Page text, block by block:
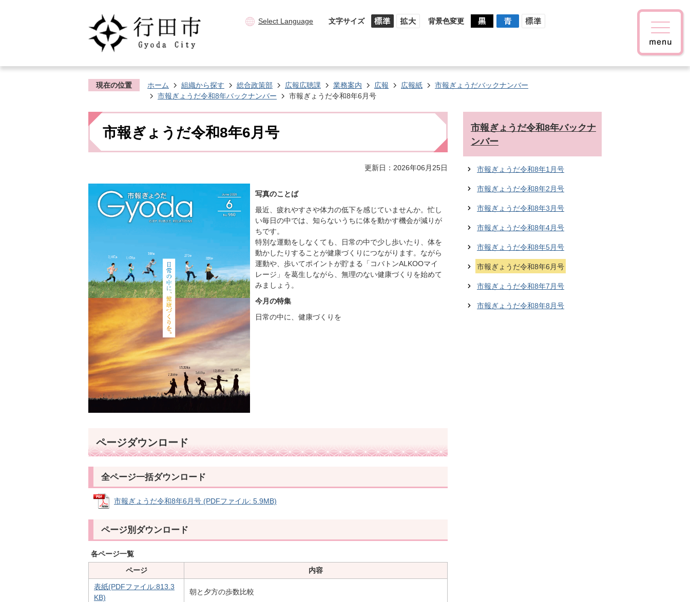
Select Language 文字サイズ 背景色変更
現在の位置 ホーム 組織から探す 総合政策部 広報広聴課 業務案内 広報 広報紙
市報ぎょうだバックナンバー
市報ぎょうだ令和8年バックナンバー
市報ぎょうだ令和8年6月号
市報ぎょうだ令和8年6月号
更新日：2026年06月25日
写真のことば
最近、疲れやすさや体力の低下を感じていませんか。忙し
い毎日の中では、知らないうちに体を動かす機会が減りが
ちです。
特別な運動をしなくても、日常の中で少し歩いたり、体を
動かしたりすることが健康づくりにつながります。ながら
運動や、歩いてポイントが貯まる「コバトンALKOOマイ
レージ」を葛生しながら、無理のない健康づくりを始めて
みましょう。
今月の特集
日常の中に、健康づくりを
ページダウンロード
全ページ一括ダウンロード
市報ぎょうだ令和8年6月号 (PDFファイル: 5.9MB)
ページ別ダウンロード
各ページ一覧
ページ
内容
表紙(PDFファイル:813.3
KB)
朝と夕方の歩数比較
市報ぎょうだ令和8年バックナ
ンバー
市報ぎょうだ令和8年1月号
市報ぎょうだ令和8年2月号
市報ぎょうだ令和8年3月号
市報ぎょうだ令和8年4月号
市報ぎょうだ令和8年5月号
市報ぎょうだ令和8年6月号
市報ぎょうだ令和8年7月号
市報ぎょうだ令和8年8月号